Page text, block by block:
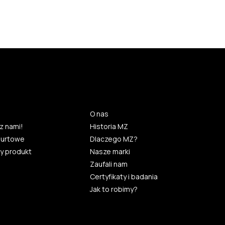
nami!
produkt
O nas
Historia MZ
Dlaczego MZ?
Nasze marki
Zaufali nam
Certyfikaty i badania
Jak to robimy?